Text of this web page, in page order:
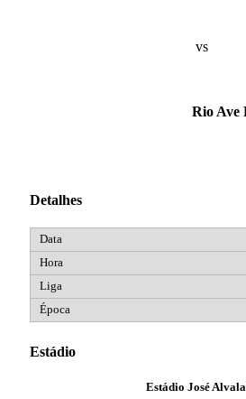
vs
Rio Ave
Detalhes
Estádio
Estádio José